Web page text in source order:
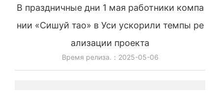
В праздничные дни 1 мая работники компа
нии «Сишуй тао» в Уси ускорили темпы ре
ализации проекта
Время релиза.： 2025-05-06